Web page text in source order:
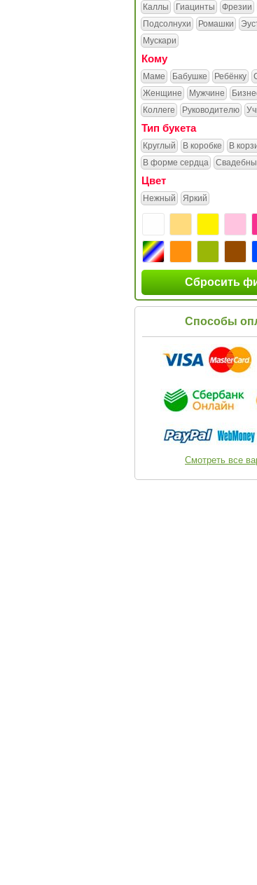
Каллы
Гиацинты Фрезии
Подсолнухи
Ромашки
Мускари
Кому
Маме Бабушке Ребёнку
Женщине
Мужчине
Коллеге
Руководителю
Тип букета
Круглый В коробке
В
В форме сердца
Цвет
Нежный Яркий
Сбросить
Способы
Смотреть все